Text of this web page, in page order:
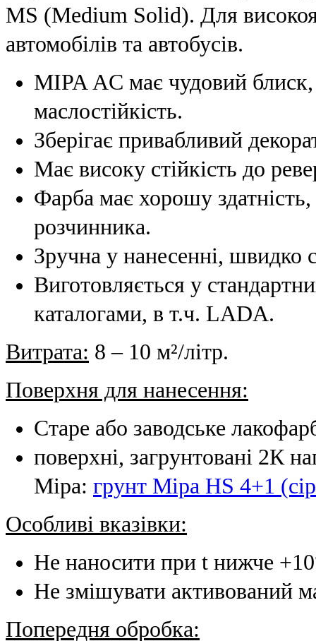
MS (Medium Solid). Для
автомобілів та автобусів.
MIPA АC має чудовий блиск,
маслостійкість.
Зберігає привабливий
Має високу стійкість до
Фарба має хорошу
розчинника.
Зручна у нанесенні, швидко
Виготовляється у
каталогами, в т.ч. LADA.
Витрата: 8 – 10 м²/літр.
Поверхня для нанесення:
Старе або заводське
поверхні, загрунтовані 2К
Mipa: грунт Mipa HS 4+1
Особливі вказівки:
Не наносити при t нижче
Не змішувати активований
Попередня обробка: